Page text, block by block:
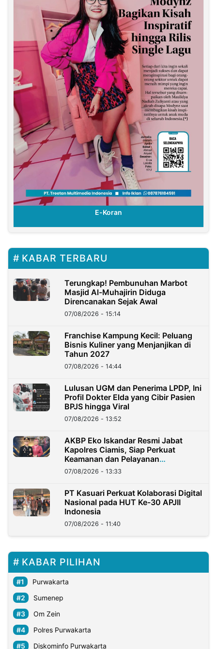
E-Koran
KABAR TERBARU
Terungkap! Pembunuhan Marbot
Masjid Al-Muhajirin Diduga
Direncanakan Sejak Awal
07/08/2026 - 15:14
Franchise Kampung Kecil: Peluang
Bisnis Kuliner yang Menjanjikan di
Tahun 2027
07/08/2026 - 14:44
Lulusan UGM dan Penerima LPDP, Ini
Profil Dokter Elda yang Cibir Pasien
BPJS hingga Viral
07/08/2026 - 13:52
AKBP Eko Iskandar Resmi Jabat
Kapolres Ciamis, Siap Perkuat
Keamanan dan Pelayanan
Masyarakat
07/08/2026 - 13:33
PT Kasuari Perkuat Kolaborasi Digital
Nasional pada HUT Ke-30 APJII
Indonesia
07/08/2026 - 11:40
KABAR PILIHAN
Purwakarta
Sumenep
Om Zein
Polres Purwakarta
Diskominfo Purwakarta